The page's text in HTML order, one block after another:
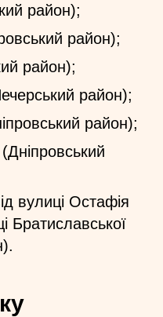
район);
район);
район);
район);
район);
вулиці Остафія
Братиславської